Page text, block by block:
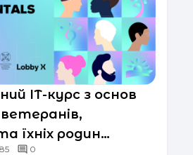
ІТ-курс з основ
їхніх родин
0